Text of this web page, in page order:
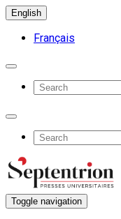
English
Français
Toggle navigation